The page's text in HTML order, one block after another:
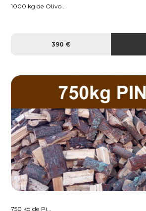
1000 kg de Olivo...
390 €
750 kg de Pi...